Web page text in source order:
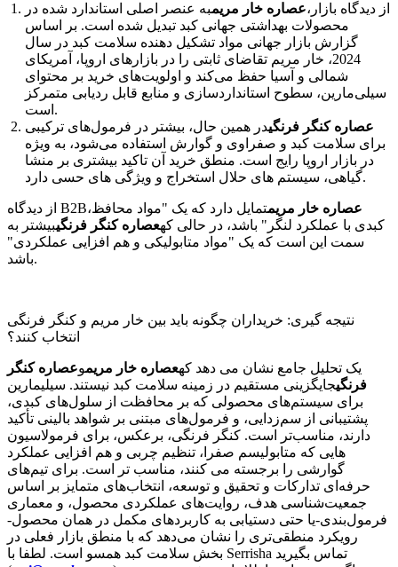
از دیدگاه بازار،عصاره خار مریمبه عنصر اصلی استاندارد شده در
محصولات بهداشتی جهانی کبد تبدیل شده است. بر اساس
گزارش بازار جهانی مواد تشکیل دهنده سلامت کبد در سال
2024، خار مریم تقاضای ثابتی را در بازارهای اروپا، آمریکای
شمالی و آسیا حفظ می‌کند و اولویت‌های خرید بر محتوای
سیلی‌مارین، سطوح استانداردسازی و منابع قابل ردیابی متمرکز
است.
عصاره کنگر فرنگیدر همین حال، بیشتر در فرمول‌های ترکیبی
برای سلامت کبد و صفراوی و گوارش استفاده می‌شود، به ویژه
در بازار اروپا رایج است. منطق خرید آن تاکید بیشتری بر منشا
گیاهی، سیستم های حلال استخراج و ویژگی های حسی دارد.
از دیدگاه B2B، عصاره خار مریمتمایل دارد که یک "مواد محافظ
کبدی با عملکرد لنگر" باشد، در حالی کهعصاره کنگر فرنگیبیشتر به
سمت این است که یک "مواد متابولیکی و هم افزایی عملکردی"
باشد.
نتیجه گیری: خریداران چگونه باید بین خار مریم و کنگر فرنگی
انتخاب کنند؟
یک تحلیل جامع نشان می دهد کهعصاره خار مریموعصاره کنگر
فرنگیجایگزینی مستقیم در زمینه سلامت کبد نیستند. سیلیمارین
برای سیستم‌های محصولی که بر محافظت از سلول‌های کبدی،
پشتیبانی از سم‌زدایی، و فرمول‌های مبتنی بر شواهد بالینی تأکید
دارند، مناسب‌تر است. کنگر فرنگی، برعکس، برای فرمولاسیون
هایی که متابولیسم صفرا، تنظیم چربی و هم افزایی عملکرد
گوارشی را برجسته می کنند، مناسب تر است. برای تیم‌های
حرفه‌ای تدارکات و تحقیق و توسعه، انتخاب‌های متمایز بر اساس
جمعیت‌شناسی هدف، روایت‌های عملکردی محصول، و معماری
فرمول‌بندی-یا حتی دستیابی به کاربردهای مکمل در همان محصول-
رویکرد منطقی‌تری را نشان می‌دهد که با منطق بازار فعلی در
بخش سلامت کبد همسو است. لطفا با Serrisha تماس بگیرید